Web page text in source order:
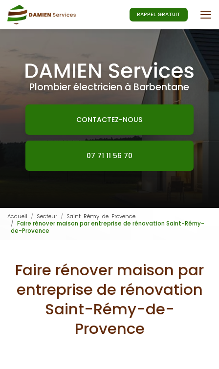
au
contenu
principal
RAPPEL GRATUIT
Plombier électricien à Barbentane
CONTACTEZ-NOUS
07 71 11 56 70
Accueil Secteur
Saint-Rémy-de-Provence
Faire rénover maison par entreprise de rénovation Saint-Rémy-
de-Provence
Faire rénover maison par
entreprise de rénovation
Saint-Rémy-de-
Provence